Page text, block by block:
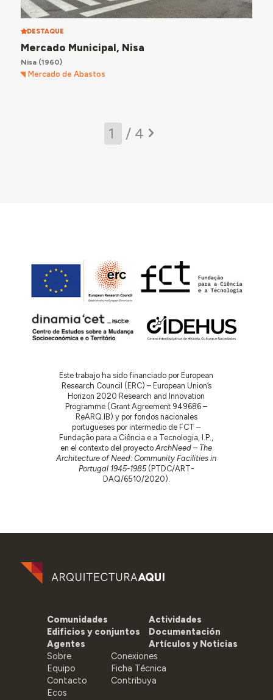
DESTAQUE
Mercado Municipal, Nisa
Nisa(1960)
Mercado de Abastos
/ 4
Este trabajo ha sido financiado por European
Research Council (ERC) – European Union’s
Horizon 2020 Research and Innovation
Programme (Grant Agreement 949686 –
ReARQ.IB) y por fondos nacionales
portugueses por intermedio de FCT –
Fundação para a Ciência e a Tecnologia, I.P.,
en el contexto del proyectoArchNeed – The
Architecture of Need: Community Facilities in
Portugal 1945-1985(PTDC/ART-
DAQ/6510/2020).
Comunidades
Edificios y conjuntos
Agentes
Actividades
Documentación
Artículos y Noticias
Sobre
Equipo
Contacto
Ecos
Conexiones
Ficha Técnica
Contribuya